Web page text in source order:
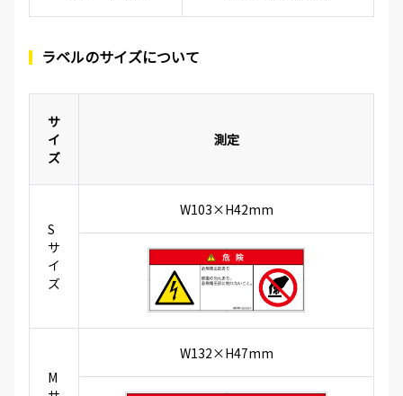
ラベルのサイズについて
サ
イ
ズ
測定
S
サ
イ
ズ
W103×H42mm
M
W132×H47mm